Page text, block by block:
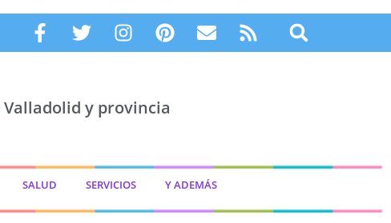
y provincia
SALUD SERVICIOS Y ADEMÁS